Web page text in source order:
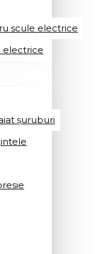
scule electrice
electrice
șuruburi